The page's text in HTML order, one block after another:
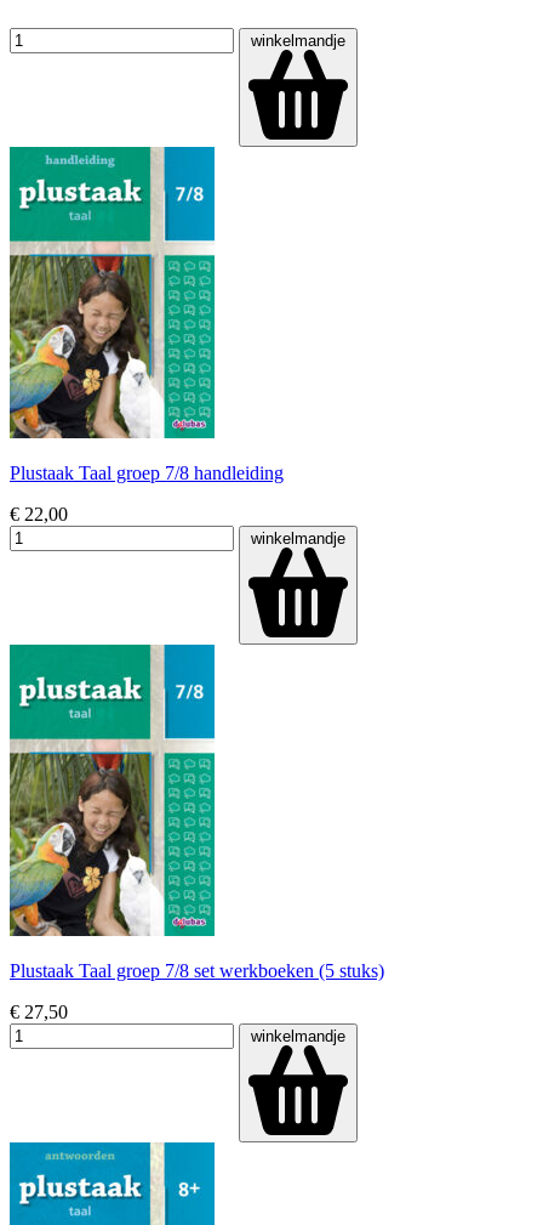
winkelmandje
Plustaak Taal groep 7/8 handleiding
€ 22,00
winkelmandje
Plustaak Taal groep 7/8 set werkboeken (5 stuks)
€ 27,50
winkelmandje